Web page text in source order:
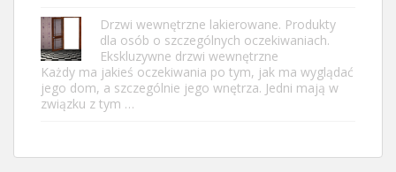
Drzwi wewnętrzne lakierowane. Produkty
dla osób o szczególnych oczekiwaniach.
Ekskluzywne drzwi wewnętrzne
Każdy ma jakieś oczekiwania po tym, jak ma wyglądać
jego dom, a szczególnie jego wnętrza. Jedni mają w
związku z tym …